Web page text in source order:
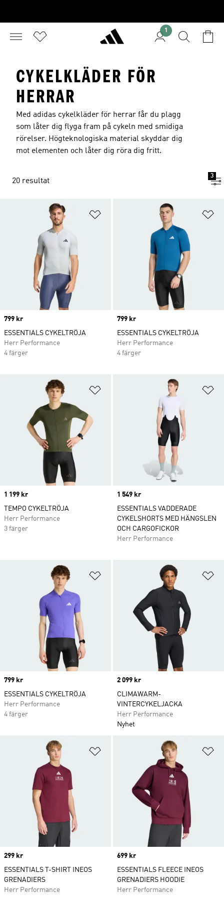
1
CYKELKLÄDER FÖR
HERRAR
Med adidas cykelkläder för herrar får du plagg
som låter dig flyga fram på cykeln med smidiga
rörelser. Högteknologiska material skyddar dig
mot elementen och låter dig röra dig fritt.
20 resultat
3
Lägg till på önskelistan
Price
799 kr
ESSENTIALS CYKELTRÖJA
Herr Performance
4 färger
Price
799 kr
ESSENTIALS CYKELTRÖJA
Herr Performance
4 färger
Lägg till på önskelistan
Price
1 199 kr
TEMPO CYKELTRÖJA
Herr Performance
3 färger
Price
1 549 kr
ESSENTIALS VADDERADE
CYKELSHORTS MED HÄNGSLEN
OCH CARGOFICKOR
Herr Performance
Lägg till på önskelistan
Price
799 kr
ESSENTIALS CYKELTRÖJA
Herr Performance
4 färger
Price
2 099 kr
CLIMAWARM-
VINTERCYKELJACKA
Herr Performance
Nyhet
Lägg till på önskelistan
Price
299 kr
ESSENTIALS T-SHIRT INEOS
GRENADIERS
Herr Performance
Price
699 kr
ESSENTIALS FLEECE INEOS
GRENADIERS HOODIE
Herr Performance